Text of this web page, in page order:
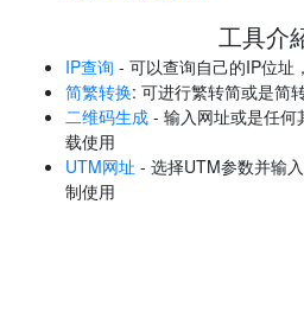
工具介
IP查询 - 可以查询自己的IP位址
简繁转换: 可进行繁转简或是简
二维码生成 - 输入网址或是任何
载使用
UTM网址 - 选择UTM参数并输
制使用